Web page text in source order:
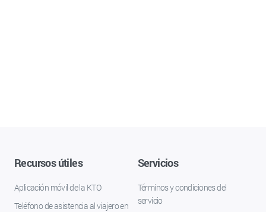
Recursos útiles
Aplicación móvil de la KTO
Teléfono de asistencia al viajero en
Servicios
Términos y condiciones del
servicio